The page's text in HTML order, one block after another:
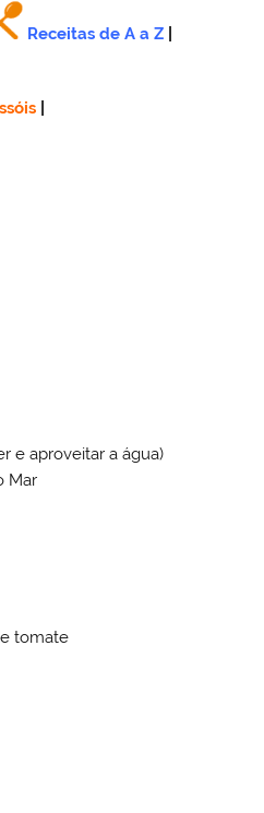
Receitas de A a Z
e aproveitar a água)
Mar
tomate